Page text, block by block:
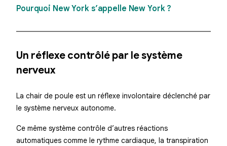
Pourquoi New York s’appelle New York ?
Un réflexe contrôlé par le système
nerveux
La chair de poule est un réflexe involontaire déclenché par
le système nerveux autonome.
Ce même système contrôle d’autres réactions
automatiques comme le rythme cardiaque, la transpiration